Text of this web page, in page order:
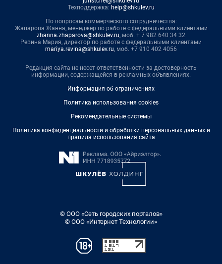
Техподдержка: help@shkulev.ru
По вопросам коммерческого сотрудничества:
Жапарова Жанна, менеджер по работе с федеральными клиентами
zhanna.zhaparova@shkulev.ru, моб. + 7 982 640 34 32
Ревина Мария, директор по работе с федеральными клиентами
mariya.revina@shkulev.ru, моб. +7 910 402 4056
Редакция сайта не несет ответственности за достоверность
информации, содержащейся в рекламных объявлениях.
Информация об ограничениях
Политика использования cookies
Рекомендательные системы
Политика конфиденциальности и обработки персональных данных и
правила использования сайта
© ООО «Сеть городских порталов»
© ООО «Интернет Технологии»